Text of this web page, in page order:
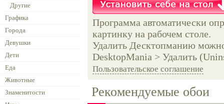
Другие
Графика
Города
Девушки
Дети
Еда
Животные
Знаменитости
Программа автоматически
картинку на рабочем столе.
Удалить Десктопманию
DesktopMania > Удалить
Пользовательское соглашение
Рекомендуемые обои